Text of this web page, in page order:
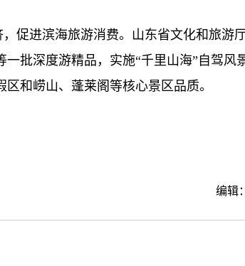
促进滨海旅游消费。山东省文化和旅游
批深度游精品，实施“千里山海”自驾风
和崂山、蓬莱阁等核心景区品质。
编辑